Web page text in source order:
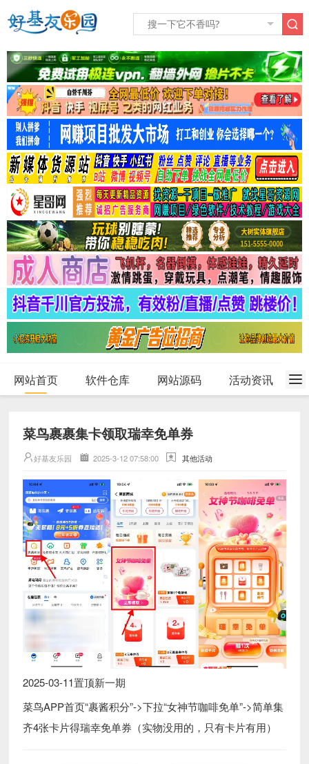
网站首页 软件仓库 网站源码 活动资讯
菜鸟裹裹集卡领取瑞幸免单券
好基友乐园 2025-3-12 07:58:00 其他活动
2025-03-11置顶新一期
菜鸟APP首页“裹酱积分”->下拉“女神节咖啡免单”->简单集
齐4张卡片得瑞幸免单券（实物没用的，只有卡片有用）